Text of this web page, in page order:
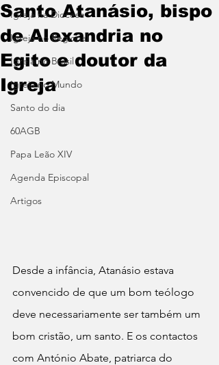
Igreja na Diocese
Igreja no Regional
Igreja no Brasil
Igreja no Mundo
Santo do dia
60AGB
Papa Leão XIV
Agenda Episcopal
Artigos
Santo Atanásio, bispo
de Alexandria no
Egito e doutor da
Igreja
Desde a infância, Atanásio estava
convencido de que um bom teólogo
deve necessariamente ser também um
bom cristão, um santo. E os contactos
com António Abate, patriarca do